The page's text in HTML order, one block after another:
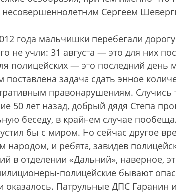
несовершеннолетним Сергеем
года мальчишки перебегали
не учли: 31 августа — это для них
полицейских — это последний день
поставлена задача сдать энное
правонарушениям. Случись
50 лет назад, добрый дядя Степа
беседу, в крайнем случае
бы с миром. Но сейчас другое
народом, и ребята, завидев
в отделении «Дальний», наверное,
полицейские бывают
оказалось. Патрульные ДПС Гаранин